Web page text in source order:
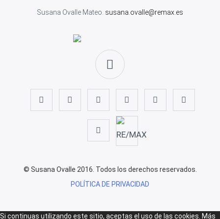
Susana Ovalle Mateo. susana.ovalle@remax.es
© Susana Ovalle 2016. Todos los derechos reservados.
POLÍTICA DE PRIVACIDAD
Si continuas utilizando este sitio, aceptas el uso de las cookies. Más